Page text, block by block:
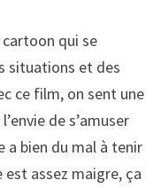
qui se
situations et des
ce film, on sent une
de s’amuser
a bien du mal à tenir
est assez maigre, ça